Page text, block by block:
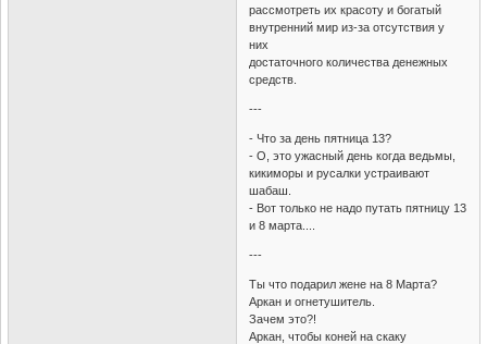
рассмотреть их красоту и богатый
внутренний мир из-за отсутствия у
них
достаточного количества денежных
средств.
---
- Что за день пятница 13?
- О, это ужасный день когда ведьмы,
кикиморы и русалки устраивают
шабаш.
- Вот только не надо путать пятницу 13
и 8 марта....
---
Ты что подарил жене на 8 Марта?
Аркан и огнетушитель.
Зачем это?!
Аркан, чтобы коней на скаку